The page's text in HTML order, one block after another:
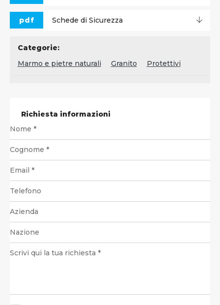
pdf Schede di Sicurezza
Categorie:
Marmo e pietre naturali
Granito Protettivi
Richiesta informazioni